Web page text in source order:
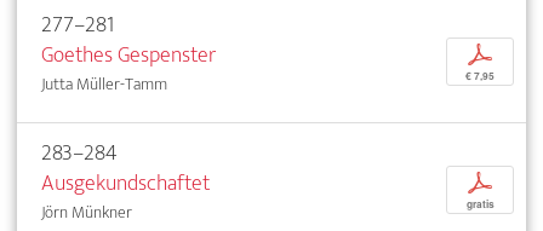
277–281
Goethes Gespenster
Jutta Müller-Tamm
p
€ 7,95
283–284
Ausgekundschaftet
Jörn Münkner
p
gratis